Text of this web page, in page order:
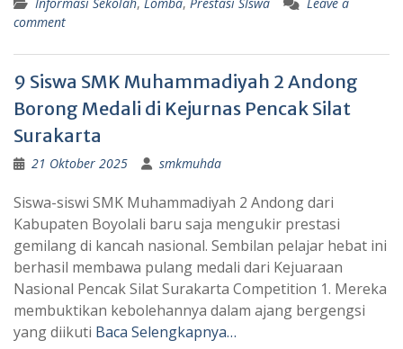
c
e
o
k
a
t
p
p
a
i
r
a
a
comment
9 Siswa SMK Muhammadiyah 2 Andong
Borong Medali di Kejurnas Pencak Silat
Surakarta
21 Oktober 2025 smkmuhda
Siswa-siswi SMK Muhammadiyah 2 Andong dari
Kabupaten Boyolali baru saja mengukir prestasi
gemilang di kancah nasional. Sembilan pelajar hebat ini
berhasil membawa pulang medali dari Kejuaraan
Nasional Pencak Silat Surakarta Competition 1. Mereka
membuktikan kebolehannya dalam ajang bergengsi
yang diikuti Baca Selengkapnya…